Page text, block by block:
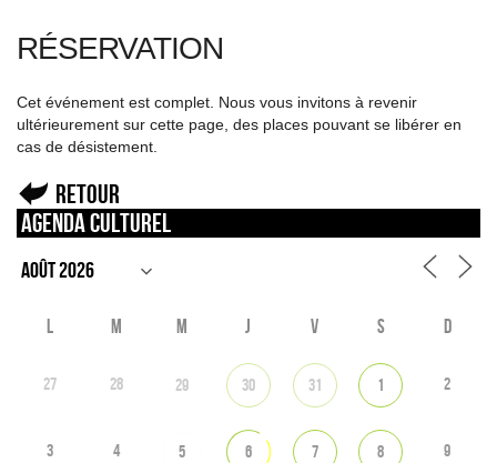
RÉSERVATION
Cet événement est complet. Nous vous invitons à revenir
ultérieurement sur cette page, des places pouvant se libérer en
cas de désistement.
Retour
Agenda culturel
L M M J V S D
27 28 29 30 31 1 2
3 4 5 6 7 8 9